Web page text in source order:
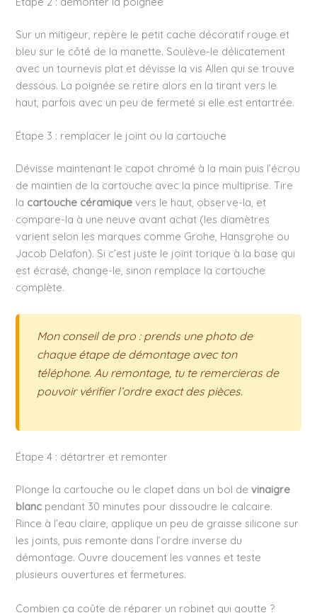
Sur un mitigeur, repère le petit cache décoratif rouge et
bleu sur le côté de la manette. Soulève-le délicatement
avec un tournevis plat et dévisse la vis Allen qui se trouve
dessous. La poignée se retire alors en la tirant vers le
haut, parfois avec un peu de fermeté si elle est entartrée.
Étape 3 : remplacer le joint ou la cartouche
Dévisse maintenant le capot chromé à la main puis l’écrou
de maintien de la cartouche avec la pince multiprise. Tire
la cartouche céramique vers le haut, observe-la, et
compare-la à une neuve avant achat (les diamètres
varient selon les marques comme Grohe, Hansgrohe ou
Jacob Delafon). Si c’est juste le joint torique à la base qui
est écrasé, change-le, sinon remplace la cartouche
complète.
Mon conseil de pro : prends une photo de
chaque étape de démontage avec ton
téléphone. Au remontage, tu te remercieras de
pouvoir vérifier l’ordre exact des pièces.
Étape 4 : détartrer et remonter
Plonge la cartouche ou le clapet dans un bol devinaigre
blanc pendant 30 minutes pour dissoudre le calcaire.
Rince à l’eau claire, applique un peu de graisse silicone sur
les joints, puis remonte dans l’ordre inverse du
démontage. Ouvre doucement les vannes et teste
plusieurs ouvertures et fermetures.
Combien ça coûte de réparer un robinet qui goutte ?